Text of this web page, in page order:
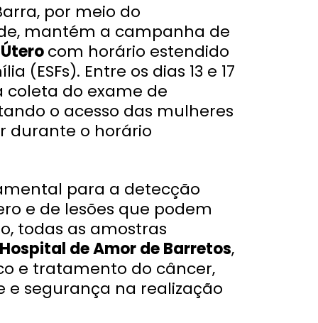
por meio do
mantém a campanha de
com horário estendido
(ESFs). Entre os dias 13 e 17
coleta do exame de
o acesso das mulheres
durante o horário
para a detecção
e de lesões que podem
todas as amostras
Hospital de Amor de Barretos,
e tratamento do câncer,
segurança na realização